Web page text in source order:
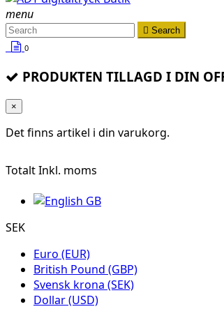
menu
 Search
0
PRODUKTEN TILLAGD I DIN
×
Det finns artikel i din varukorg.
TotaltInkl. moms
SEK
Euro (EUR)
British Pound (GBP)
Svensk krona (SEK)
Dollar (USD)